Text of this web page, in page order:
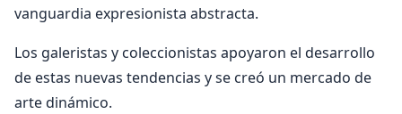
vanguardia expresionista abstracta.
Los galeristas y coleccionistas apoyaron el desarrollo
de estas nuevas tendencias y se creó un mercado de
arte dinámico.